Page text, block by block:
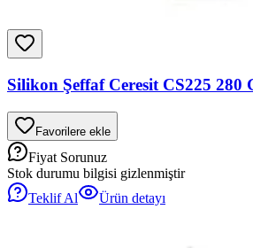
Silikon Şeffaf Ceresit CS225 280
Favorilere ekle
Fiyat Sorunuz
Stok durumu bilgisi gizlenmiştir
Teklif Al
Ürün detayı